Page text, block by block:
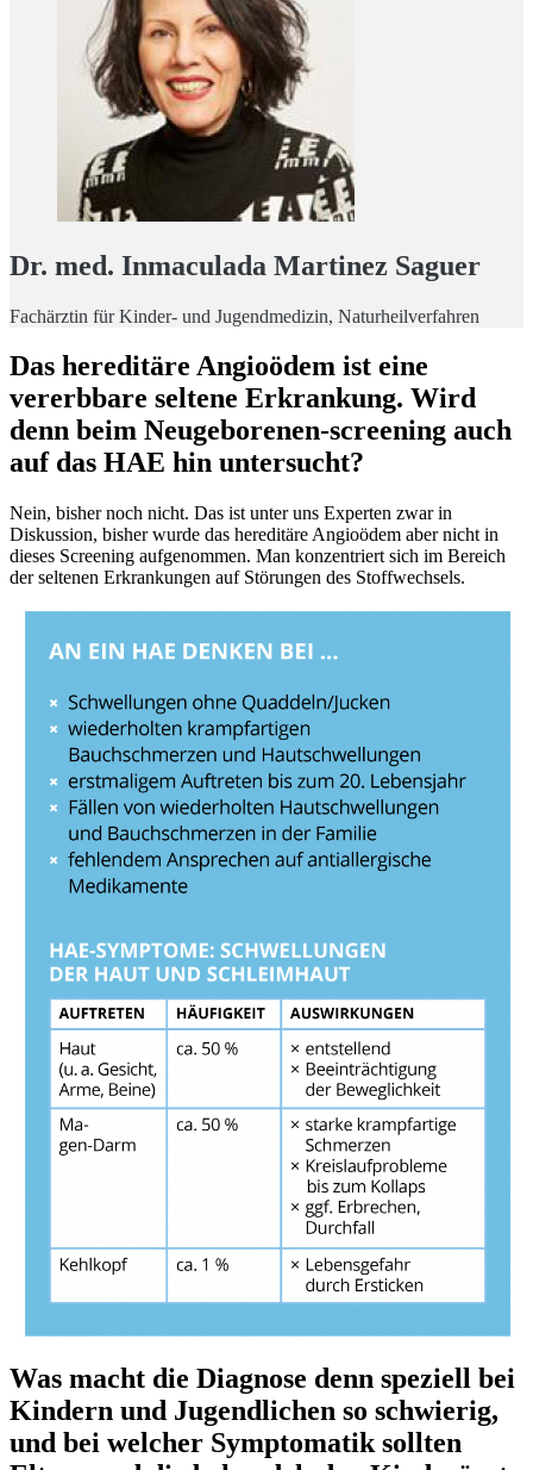
Dr. med. Inmaculada Martinez Saguer
Fachärztin für Kinder- und Jugendmedizin, Naturheilverfahren
Das hereditäre Angioödem ist eine
vererbbare seltene Erkrankung. Wird
denn beim Neugeborenen-screening auch
auf das HAE hin untersucht?
Nein, bisher noch nicht. Das ist unter uns Experten zwar in
Diskussion, bisher wurde das hereditäre Angioödem aber nicht in
dieses Screening aufgenommen. Man konzentriert sich im Bereich
der seltenen Erkrankungen auf Störungen des Stoffwechsels.
Was macht die Diagnose denn speziell bei
Kindern und Jugendlichen so schwierig,
und bei welcher Symptomatik sollten